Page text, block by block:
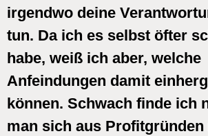
irgendwo deine
tun. Da ich es selbst öfter
habe, weiß ich aber, welche
Anfeindungen damit
können. Schwach finde ich
man sich aus Profitgründen